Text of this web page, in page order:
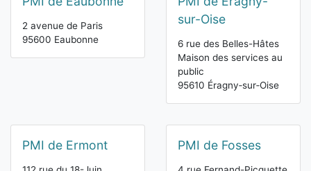
2 avenue de Paris
95600 Eaubonne
sur-Oise
6 rue des Belles-Hâtes
Maison des services au
public
95610 Éragny‑sur‑Oise
PMI de Ermont PMI de Fosses